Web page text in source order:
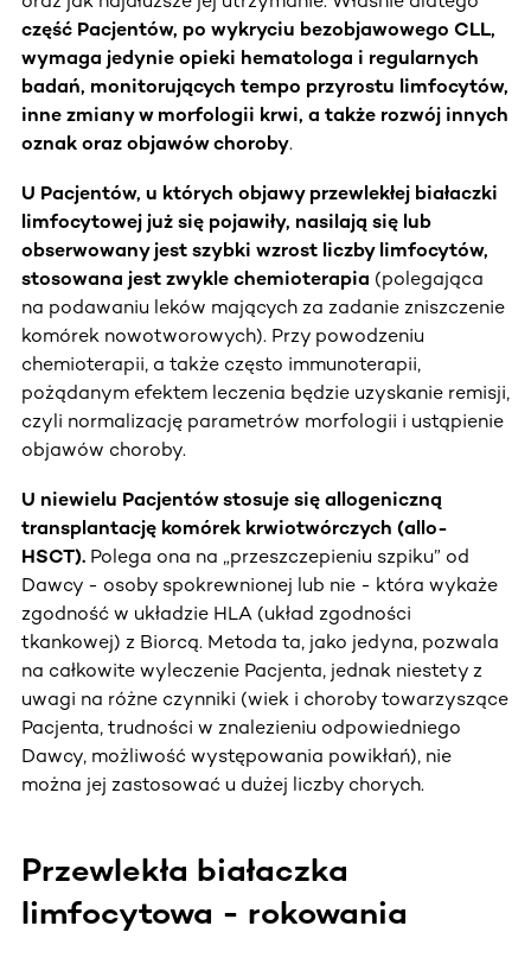
część Pacjentów, po wykryciu bezobjawowego CLL,
wymaga jedynie opieki hematologa i regularnych
badań, monitorujących tempo przyrostu limfocytów,
inne zmiany w morfologii krwi, a także rozwój innych
oznak oraz objawów choroby.
U Pacjentów, u których objawy przewlekłej białaczki
limfocytowej już się pojawiły, nasilają się lub
obserwowany jest szybki wzrost liczby limfocytów,
stosowana jest zwykle chemioterapia (polegająca
na podawaniu leków mających za zadanie zniszczenie
komórek nowotworowych). Przy powodzeniu
chemioterapii, a także często immunoterapii,
pożądanym efektem leczenia będzie uzyskanie remisji,
czyli normalizację parametrów morfologii i ustąpienie
objawów choroby.
U niewielu Pacjentów stosuje się allogeniczną
transplantację komórek krwiotwórczych (allo-
HSCT). Polega ona na „przeszczepieniu szpiku” od
Dawcy - osoby spokrewnionej lub nie - która wykaże
zgodność w układzie HLA (układ zgodności
tkankowej) z Biorcą. Metoda ta, jako jedyna, pozwala
na całkowite wyleczenie Pacjenta, jednak niestety z
uwagi na różne czynniki (wiek i choroby towarzyszące
Pacjenta, trudności w znalezieniu odpowiedniego
Dawcy, możliwość występowania powikłań), nie
można jej zastosować u dużej liczby chorych.
Przewlekła białaczka
limfocytowa - rokowania